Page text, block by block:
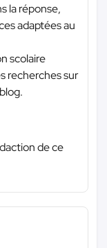
la réponse,
adaptées au
scolaire
recherches sur
de ce